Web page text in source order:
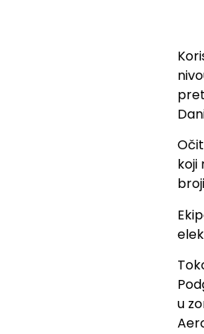
koji
u